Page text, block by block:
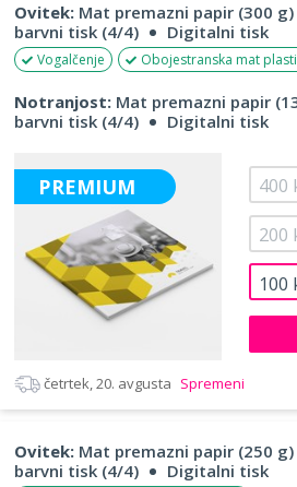
Ovitek: Mat premazni papir (300 g)
barvni tisk (4/4)
Digitalni tisk
Vogalčenje Obojestranska mat
Notranjost: Mat premazni papir
barvni tisk (4/4)
Digitalni tisk
PREMIUM
100
200
400
četrtek, 20. avgusta Spremeni
Ovitek: Mat premazni papir (250 g)
barvni tisk (4/4)
Digitalni tisk